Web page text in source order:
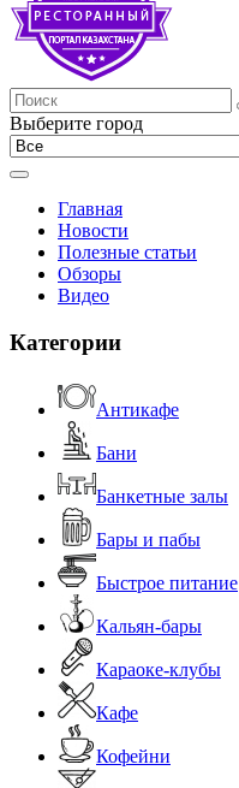
Выберите город
Главная
Новости
Полезные статьи
Обзоры
Видео
Категории
Антикафе
Бани
Банкетные залы
Бары и пабы
Быстрое питание
Кальян-бары
Караоке-клубы
Кафе
Кофейни